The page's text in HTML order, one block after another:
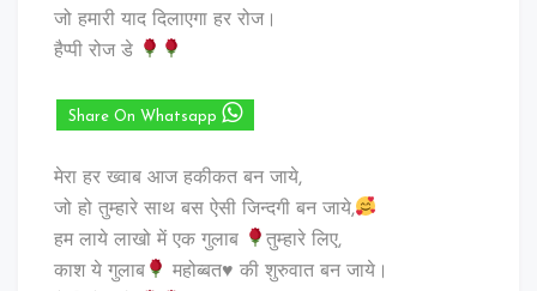
जो हमारी याद दिलाएगा हर रोज।
हैप्पी रोज डे
Share On Whatsapp
मेरा हर ख्वाब आज हकीकत बन जाये,
जो हो तुम्हारे साथ बस ऐसी जिन्दगी बन जाये,
हम लाये लाखो में एक गुलाब
तुम्हारे लिए,
काश ये गुलाब
महोब्बत♥️ की शुरुवात बन जाये।